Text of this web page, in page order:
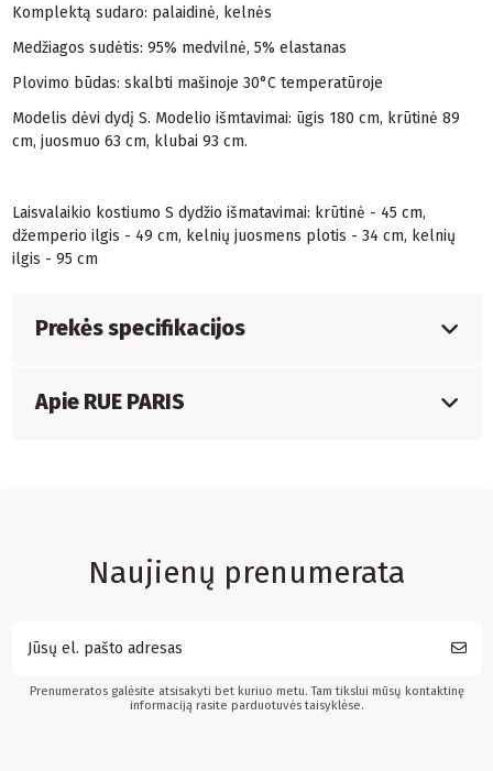
Komplektą sudaro: palaidinė, kelnės
Medžiagos sudėtis: 95% medvilnė, 5% elastanas
Plovimo būdas: skalbti mašinoje 30°C temperatūroje
Modelis dėvi dydį S. Modelio išmtavimai: ūgis 180 cm, krūtinė 89
cm, juosmuo 63 cm, klubai 93 cm.
Laisvalaikio kostiumo S dydžio išmatavimai: krūtinė - 45 cm,
džemperio ilgis - 49 cm, kelnių juosmens plotis - 34 cm, kelnių
ilgis - 95 cm
Prekės specifikacijos
Apie RUE PARIS
Naujienų prenumerata
Prenumeratos galėsite atsisakyti bet kuriuo metu. Tam tikslui mūsų kontaktinę
informaciją rasite parduotuvės taisyklėse.